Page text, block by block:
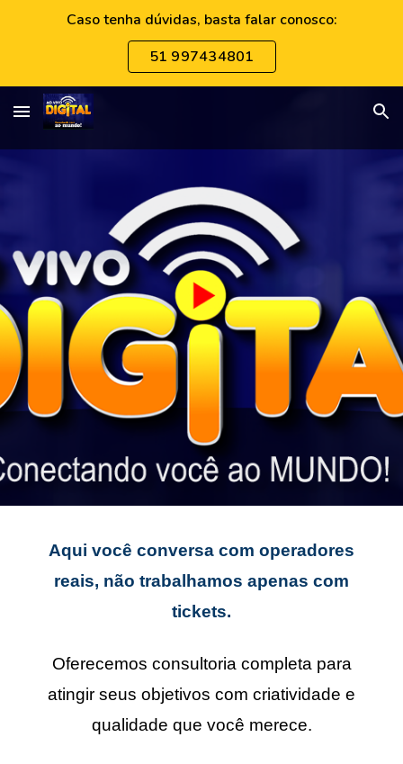
Caso tenha dúvidas, basta falar conosco:
51 997434801
Aqui você conversa com operadores
reais, não trabalhamos apenas com
tickets.
Oferecemos consultoria completa para
atingir seus objetivos com criatividade e
qualidade que você merece.